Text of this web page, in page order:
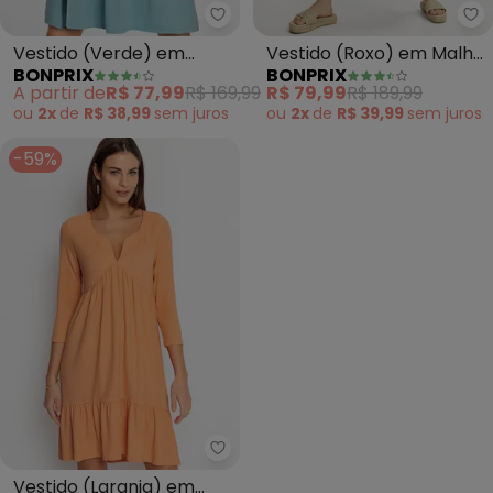
bonprix - Vestido (Verde) em
Vestido (Verde) em
Malha Texturizada
BONPRIX
A partir deR$ 77,99R$ 169,99
ou 2x de R$ 38,99 sem juros
Vestido (Roxo) em Malha
Texturizada de Viscose.
BONPRIX
R$ 79,99R$ 189,99
ou 2x de R$ 39,99 sem juros
-59%
bonprix - Vestido (Laranja) em
Vestido (Laranja) em